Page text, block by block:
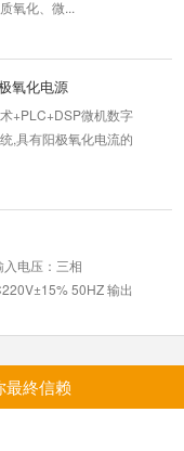
电镀电源。很多人用
的常见故...
本身的一些一样状况
本的机器故障，比如
标准，电镀整流器进
直流电镀工艺延伸
氧化、微...
氧化电源
+PLC+DSP微机数字
,具有阳极氧化电流的
电压：三相
50HZ 输出
最終信赖